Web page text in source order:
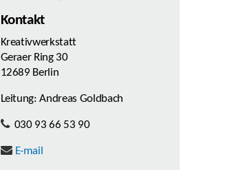
Kontakt
Kreativwerkstatt
Geraer Ring 30
12689 Berlin
Leitung: Andreas Goldbach
030 93 66 53 90
E-mail